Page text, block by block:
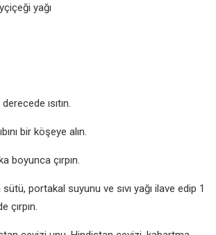
yağı
ısıtın.
bir köşeye alın.
boyunca çırpın.
sütü, portakal suyunu ve sıvı yağı ilave edip 1
çırpın.